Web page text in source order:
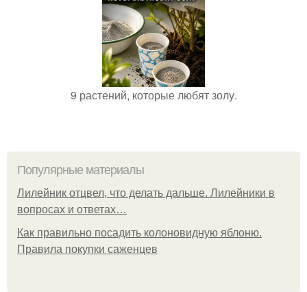
9 растений, которые любят золу.
Популярные материалы
Лилейник отцвел, что делать дальше. Лилейники в
вопросах и ответах…
Как правильно посадить колоновидную яблоню.
Правила покупки саженцев